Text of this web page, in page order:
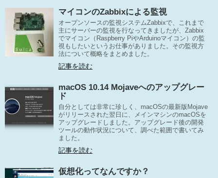
マイコンのZabbixによる監視
オープンソースの監視システムZabbixで、これまで
主にサーバーの監視を行なってきましたが、Zabbix
でマイコン（Raspberry PiやArduinoマイコン）の監
視もしたいというお仕事がありました。その監視方
法について概略をまとめました。
記事を読む
macOS 10.14 Mojaveへのアップグレー
ド
自分としては非常に珍しく、macOSの最新版Mojave
がリリースされた翌日に、メインマシンのmacOSを
アップグレードしました。アップグレード後の開発
ツールの動作状況について、調べた範囲で書いてみ
ました。
記事を読む
仮想化ってなんですか？